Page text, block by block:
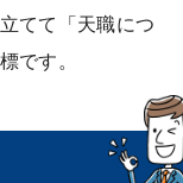
てて「天職につ
です。